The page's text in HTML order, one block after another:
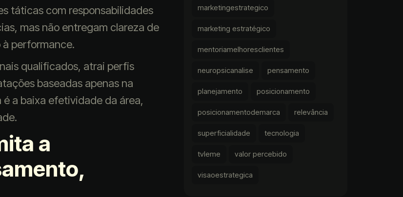
táticas com responsabilidades
mas não entregam clareza de
performance.
qualificados, atrai perfis
baseadas apenas na
a baixa efetividade da área,
a
marketingestrategico
marketing estratégico
mentoriamelhoresclientes
neuropsicanalise pensamento
planejamento posicionamento
posicionamentodemarca relevância
superficialidade tecnologia
tvleme valor percebido
visaoestrategica